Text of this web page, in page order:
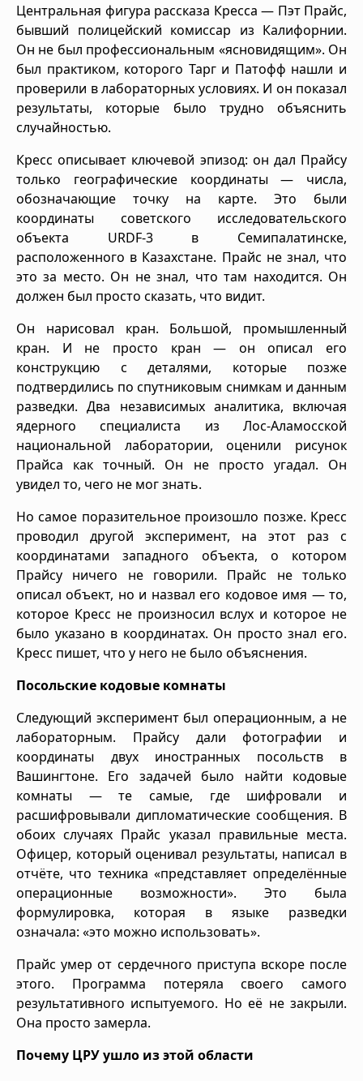
Центральная фигура рассказа Кресса — Пэт Прайс,
бывший полицейский комиссар из Калифорнии.
Он не был профессиональным «ясновидящим». Он
был практиком, которого Тарг и Патофф нашли и
проверили в лабораторных условиях. И он показал
результаты, которые было трудно объяснить
случайностью.
Кресс описывает ключевой эпизод: он дал Прайсу
только географические координаты — числа,
обозначающие точку на карте. Это были
координаты советского исследовательского
объекта URDF-3 в Семипалатинске,
расположенного в Казахстане. Прайс не знал, что
это за место. Он не знал, что там находится. Он
должен был просто сказать, что видит.
Он нарисовал кран. Большой, промышленный
кран. И не просто кран — он описал его
конструкцию с деталями, которые позже
подтвердились по спутниковым снимкам и данным
разведки. Два независимых аналитика, включая
ядерного специалиста из Лос-Аламосской
национальной лаборатории, оценили рисунок
Прайса как точный. Он не просто угадал. Он
увидел то, чего не мог знать.
Но самое поразительное произошло позже. Кресс
проводил другой эксперимент, на этот раз с
координатами западного объекта, о котором
Прайсу ничего не говорили. Прайс не только
описал объект, но и назвал его кодовое имя — то,
которое Кресс не произносил вслух и которое не
было указано в координатах. Он просто знал его.
Кресс пишет, что у него не было объяснения.
Посольские кодовые комнаты
Следующий эксперимент был операционным, а не
лабораторным. Прайсу дали фотографии и
координаты двух иностранных посольств в
Вашингтоне. Его задачей было найти кодовые
комнаты — те самые, где шифровали и
расшифровывали дипломатические сообщения. В
обоих случаях Прайс указал правильные места.
Офицер, который оценивал результаты, написал в
отчёте, что техника «представляет определённые
операционные возможности». Это была
формулировка, которая в языке разведки
означала: «это можно использовать».
Прайс умер от сердечного приступа вскоре после
этого. Программа потеряла своего самого
результативного испытуемого. Но её не закрыли.
Она просто замерла.
Почему ЦРУ ушло из этой области